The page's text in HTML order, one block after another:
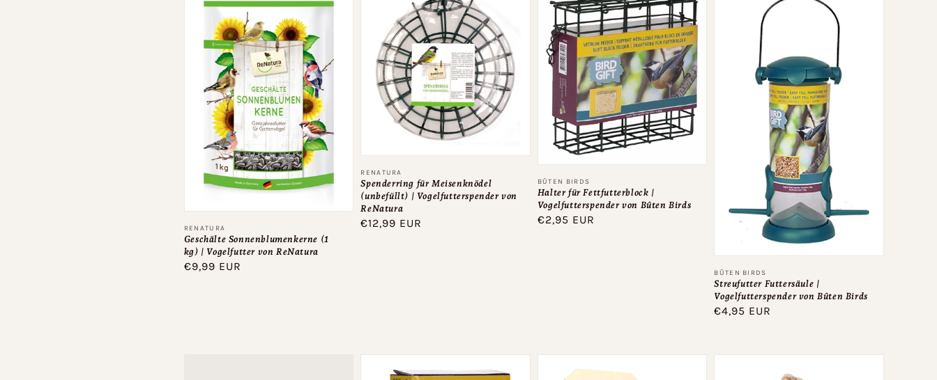
Anbieter:
RENATURA
Geschälte Sonnenblumenkerne (1
kg) | Vogelfutter von ReNatura
Normaler
€9,99 EUR
Anbieter:
RENATURA
Spenderring für Meisenknödel
(unbefüllt) | Vogelfutterspender von
ReNatura
Normaler
€12,99 EUR
Anbieter:
BÛTEN BIRDS
Halter für Fettfutterblock |
Vogelfutterspender von Bûten Birds
Normaler
€2,95 EUR
Anbieter:
BÛTEN BIRDS
Streufutter Futtersäule |
Vogelfutterspender von Bûten Birds
Normaler
€4,95 EUR